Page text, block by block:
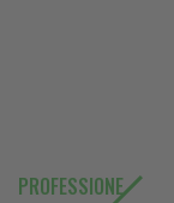
PROFESSIONE